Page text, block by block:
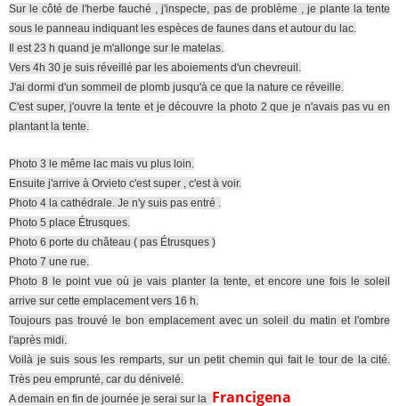
Sur le côté de l'herbe fauché , j'inspecte, pas de problème , je plante la tente
sous le panneau indiquant les espèces de faunes dans et autour du lac.
Il est 23 h quand je m'allonge sur le matelas.
Vers 4h 30 je suis réveillé par les aboiements d'un chevreuil.
J'ai dormi d'un sommeil de plomb jusqu'à ce que la nature ce réveille.
C'est super, j'ouvre la tente et je découvre la photo 2 que je n'avais pas vu en
plantant la tente.
Photo 3 le même lac mais vu plus loin.
Ensuite j'arrive à Orvieto c'est super , c'est à voir.
Photo 4 la cathédrale. Je n'y suis pas entré .
Photo 5 place Étrusques.
Photo 6 porte du château ( pas Étrusques )
Photo 7 une rue.
Photo 8 le point vue où je vais planter la tente, et encore une fois le soleil
arrive sur cette emplacement vers 16 h.
Toujours pas trouvé le bon emplacement avec un soleil du matin et l'ombre
l'après midi.
Voilà je suis sous les remparts, sur un petit chemin qui fait le tour de la cité.
Très peu emprunté, car du dénivelé.
A demain en fin de journée je serai sur la Francigena